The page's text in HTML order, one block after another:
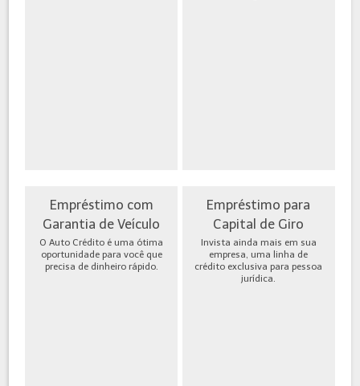
Empréstimo com
Garantia de Veículo
O Auto Crédito é uma ótima
oportunidade para você que
precisa de dinheiro rápido.
Empréstimo para
Capital de Giro
Invista ainda mais em sua
empresa, uma linha de
crédito exclusiva para pessoa
jurídica.